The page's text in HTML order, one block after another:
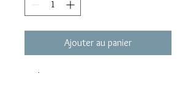
Ajouter au panier
Exclusivité ATCHOUM!!